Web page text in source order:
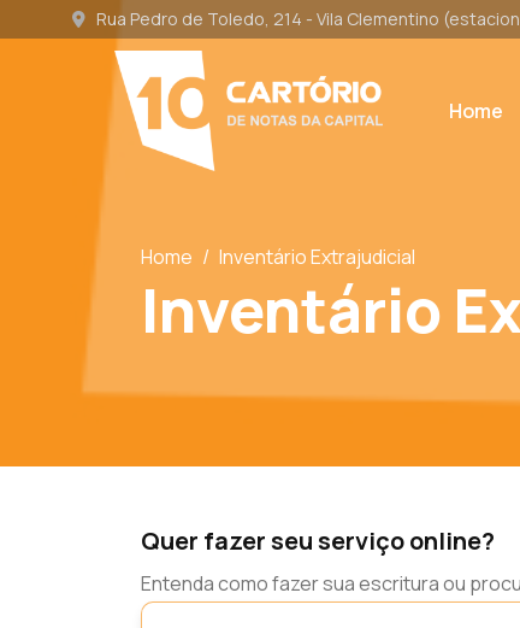
Rua Pedro de Toledo, 214 - Vila Clementino
Home
Home / Inventário Extrajudicial
Inventário
Quer fazer seu serviço online?
Entenda como fazer sua escritura ou